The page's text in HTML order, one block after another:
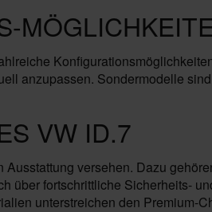
anzupassen. Sondermodelle
VW ID.7
Ausstattung versehen. Dazu
über fortschrittliche Sicherheits-
unterstreichen den Premium-